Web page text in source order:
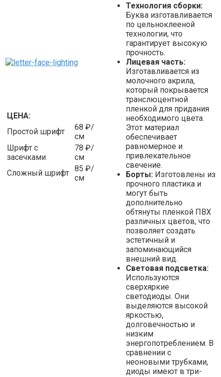
ЦЕНА:
Простой шрифт
68 ₽/
см
Шрифт с
засечками
78 ₽/
см
Сложный шрифт 85 ₽/
см
Технология сборки:
Буква изготавливается
по цельноклееной
технологии, что
гарантирует высокую
прочность.
Лицевая часть:
Изготавливается из
молочного акрила,
который покрывается
транслюцентной
пленкой для придания
необходимого цвета.
Этот материал
обеспечивает
равномерное и
привлекательное
свечение.
Борты: Изготовлены из
прочного пластика и
могут быть
дополнительно
обтянуты пленкой ПВХ
различных цветов, что
позволяет создать
эстетичный и
запоминающийся
внешний вид.
Световая подсветка:
Используются
сверхяркие
светодиоды. Они
выделяются высокой
яркостью,
долговечностью и
низким
энергопотреблением. В
сравнении с
неоновыми трубками,
диоды имеют в три-